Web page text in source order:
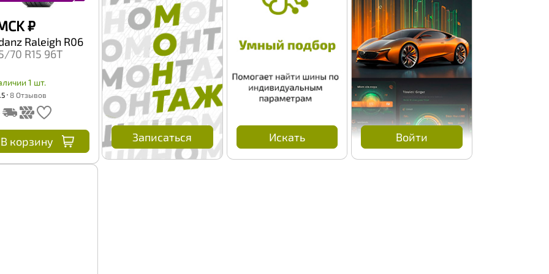
₽
Raleigh R06
70 R15 96T
1 шт.
8 Отзывов
В корзину Записаться Искать Войти